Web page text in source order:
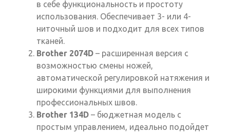
в себе функциональность и простоту
использования. Обеспечивает 3- или 4-
ниточный шов и подходит для всех типов
тканей.
Brother 2074D – расширенная версия с
возможностью смены ножей,
автоматической регулировкой натяжения и
широкими функциями для выполнения
профессиональных швов.
Brother 134D – бюджетная модель с
простым управлением, идеально подойдет